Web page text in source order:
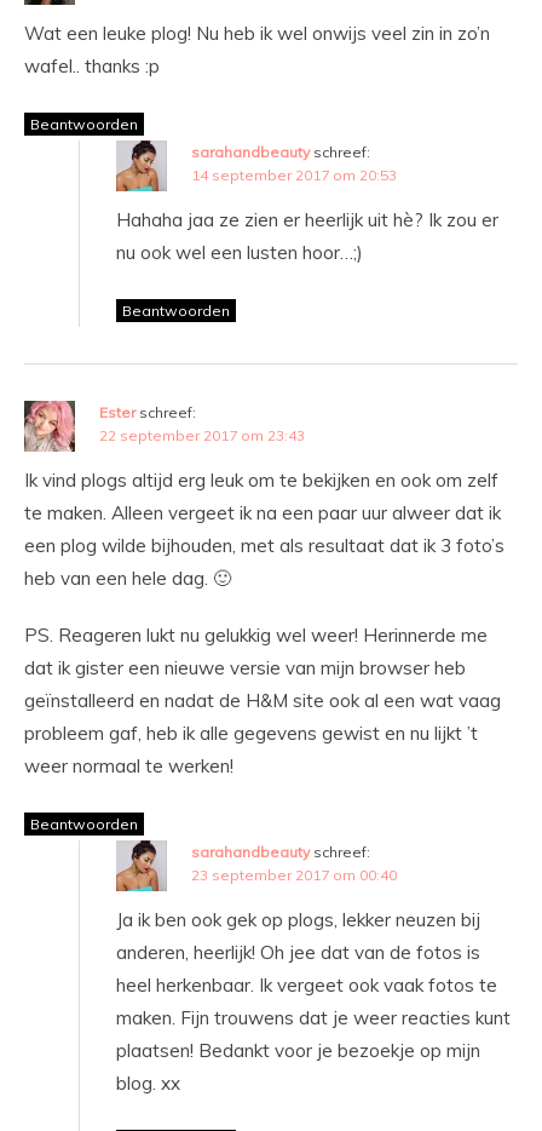
Wat een leuke plog! Nu heb ik wel onwijs veel zin in zo’n
wafel.. thanks :p
Beantwoorden
sarahandbeauty schreef:
14 september 2017 om 20:53
Hahaha jaa ze zien er heerlijk uit hè? Ik zou er
nu ook wel een lusten hoor…;)
Beantwoorden
Ester schreef:
22 september 2017 om 23:43
Ik vind plogs altijd erg leuk om te bekijken en ook om zelf
te maken. Alleen vergeet ik na een paar uur alweer dat ik
een plog wilde bijhouden, met als resultaat dat ik 3 foto’s
heb van een hele dag. 🙂
PS. Reageren lukt nu gelukkig wel weer! Herinnerde me
dat ik gister een nieuwe versie van mijn browser heb
geïnstalleerd en nadat de H&M site ook al een wat vaag
probleem gaf, heb ik alle gegevens gewist en nu lijkt ’t
weer normaal te werken!
Beantwoorden
sarahandbeauty schreef:
23 september 2017 om 00:40
Ja ik ben ook gek op plogs, lekker neuzen bij
anderen, heerlijk! Oh jee dat van de fotos is
heel herkenbaar. Ik vergeet ook vaak fotos te
maken. Fijn trouwens dat je weer reacties kunt
plaatsen! Bedankt voor je bezoekje op mijn
blog. xx